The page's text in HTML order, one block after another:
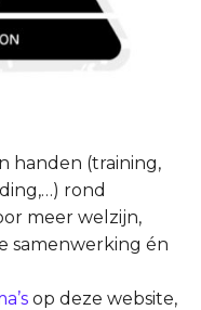
handen (training,
rond
meer welzijn,
samenwerking én
op deze website,